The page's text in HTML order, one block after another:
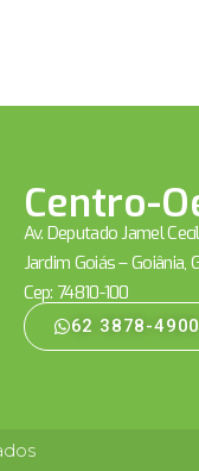
Centro-
Av. Deputado Jamel
Jardim Goiás – Goiânia,
Cep: 74810-100
62 3878-4900